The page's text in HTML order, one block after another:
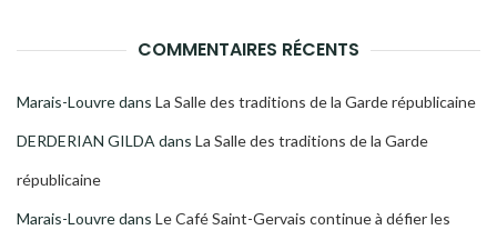
COMMENTAIRES RÉCENTS
Marais-Louvredans La Salle des traditions de la Garde républicaine
DERDERIAN GILDA dans La Salle des traditions de la Garde
républicaine
Marais-Louvredans Le Café Saint-Gervais continue à défier les